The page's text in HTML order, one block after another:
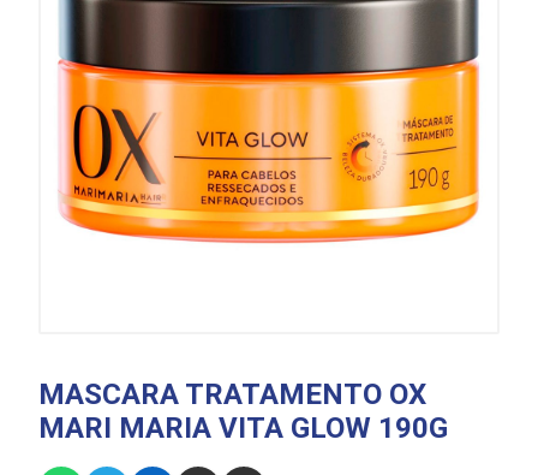
MASCARA TRATAMENTO OX
MARI MARIA VITA GLOW 190G